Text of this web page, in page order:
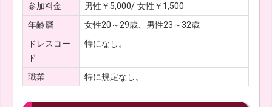
参加料金
男性￥5,000/ 女性￥1,500
年齢層
女性20～29歳、男性23～32歳
ドレスコー
ド
特になし。
職業 特に規定なし。